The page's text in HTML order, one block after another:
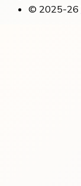
© 2025-26